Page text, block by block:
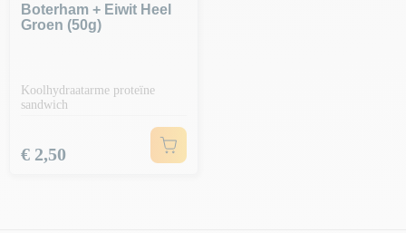
Boterham + Eiwit Heel
Groen (50g)
Koolhydraatarme proteïne
sandwich
Prijs
€ 2,50